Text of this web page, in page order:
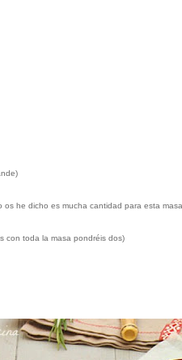
os he dicho es mucha cantidad para esta
con toda la masa pondréis dos)